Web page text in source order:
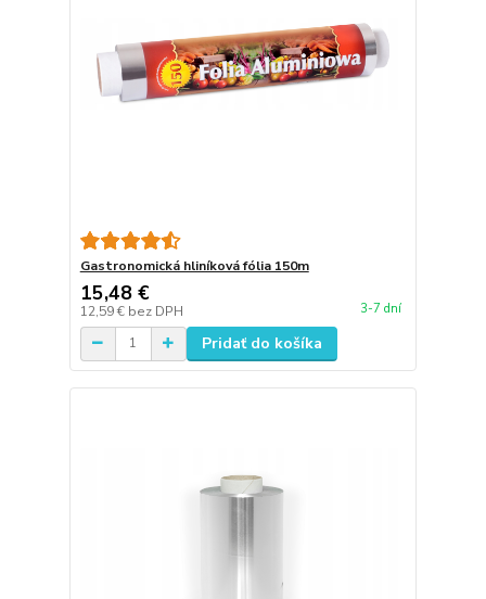
Gastronomická hliníková fólia 150m
15,48 €
12,59 € bez DPH 3-7 dní
Pridať do košíka